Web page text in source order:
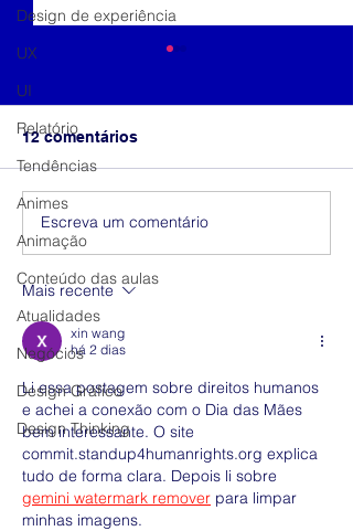
Design de experiência
UX
UI
Relatório
Tendências
Animes
Animação
Conteúdo das aulas
Atualidades
Negócios
Design Gráfico
Design Thinking
Cores da liberdade
12 comentários
Escreva um comentário
Mais recente
xin wang
há 2 dias
Li essa postagem sobre direitos humanos
e achei a conexão com o Dia das Mães
bem interessante. O site
commit.standup4humanrights.org explica
tudo de forma clara. Depois li sobre
gemini watermark remover para limpar
minhas imagens.